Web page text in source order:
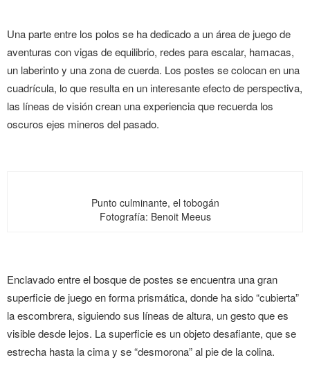
Una parte entre los polos se ha dedicado a un área de juego de
aventuras con vigas de equilibrio, redes para escalar, hamacas,
un laberinto y una zona de cuerda. Los postes se colocan en una
cuadrícula, lo que resulta en un interesante efecto de perspectiva,
las líneas de visión crean una experiencia que recuerda los
oscuros ejes mineros del pasado.
Punto culminante, el tobogán
Fotografía: Benoit Meeus
Enclavado entre el bosque de postes se encuentra una gran
superficie de juego en forma prismática, donde ha sido “cubierta”
la escombrera, siguiendo sus líneas de altura, un gesto que es
visible desde lejos. La superficie es un objeto desafiante, que se
estrecha hasta la cima y se “desmorona” al pie de la colina.